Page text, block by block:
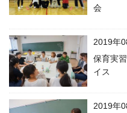
会
2019年
保育実
イス
2019年